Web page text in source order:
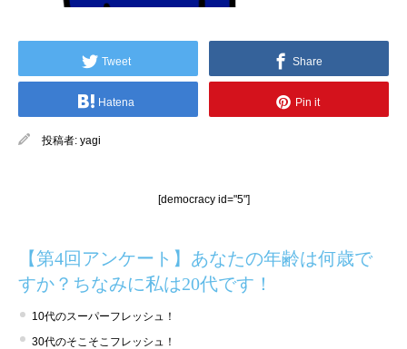
Tweet Share
Hatena Pin it
投稿者: yagi
[democracy id="5"]
【第4回アンケート】あなたの年齢は何歳で
すか？ちなみに私は20代です！
10代のスーパーフレッシュ！
30代のそこそこフレッシュ！